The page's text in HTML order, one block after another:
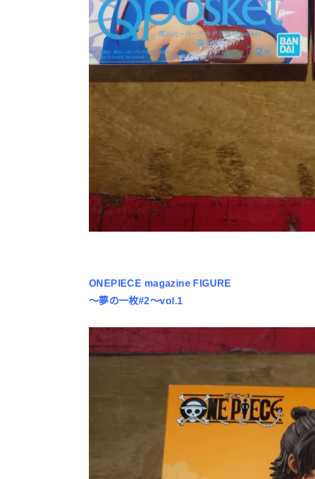
ONEPIECE magazine FIGURE
〜夢の一枚#2〜vol.1